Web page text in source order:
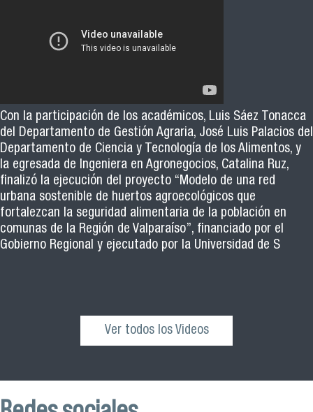
Con la participación de los académicos, Luis Sáez Tonacca
del Departamento de Gestión Agraria, José Luis Palacios del
Departamento de Ciencia y Tecnología de los Alimentos, y
la egresada de Ingeniera en Agronegocios, Catalina Ruz,
finalizó la ejecución del proyecto “Modelo de una red
urbana sostenible de huertos agroecológicos que
fortalezcan la seguridad alimentaria de la población en
comunas de la Región de Valparaíso”, financiado por el
Gobierno Regional y ejecutado por la Universidad de S
Ver todos los Videos